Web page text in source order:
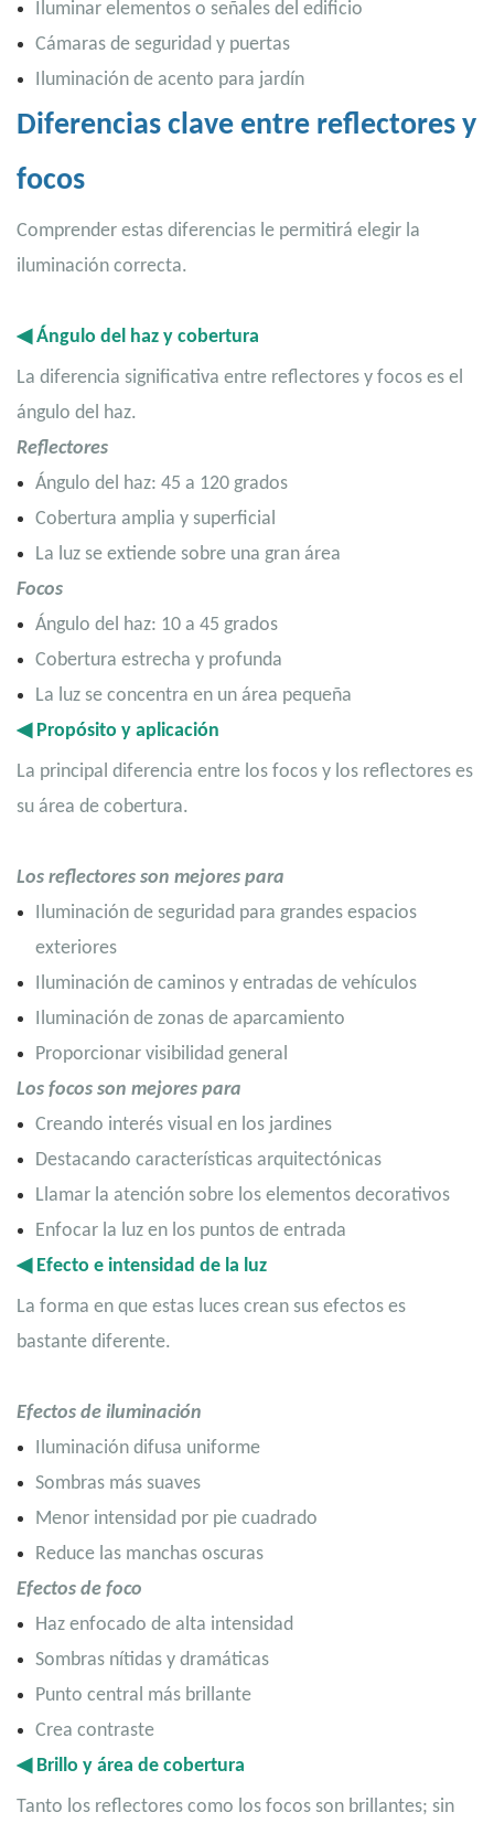
Iluminar elementos o señales del edificio
Cámaras de seguridad y puertas
Iluminación de acento para jardín
Diferencias clave entre reflectores y
focos
Comprender estas diferencias le permitirá elegir la
iluminación correcta.
◀ Ángulo del haz y cobertura
La diferencia significativa entre reflectores y focos es el
ángulo del haz.
Reflectores
Ángulo del haz: 45 a 120 grados
Cobertura amplia y superficial
La luz se extiende sobre una gran área
Focos
Ángulo del haz: 10 a 45 grados
Cobertura estrecha y profunda
La luz se concentra en un área pequeña
◀ Propósito y aplicación
La principal diferencia entre los focos y los reflectores es
su área de cobertura.
Los reflectores son mejores para
Iluminación de seguridad para grandes espacios
exteriores
Iluminación de caminos y entradas de vehículos
Iluminación de zonas de aparcamiento
Proporcionar visibilidad general
Los focos son mejores para
Creando interés visual en los jardines
Destacando características arquitectónicas
Llamar la atención sobre los elementos decorativos
Enfocar la luz en los puntos de entrada
◀ Efecto e intensidad de la luz
La forma en que estas luces crean sus efectos es
bastante diferente.
Efectos de iluminación
Iluminación difusa uniforme
Sombras más suaves
Menor intensidad por pie cuadrado
Reduce las manchas oscuras
Efectos de foco
Haz enfocado de alta intensidad
Sombras nítidas y dramáticas
Punto central más brillante
Crea contraste
◀ Brillo y área de cobertura
Tanto los reflectores como los focos son brillantes; sin